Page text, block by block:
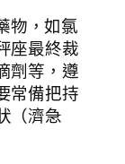
物，如氯
座最終裁
劑等，遵
常備把持
（濟急